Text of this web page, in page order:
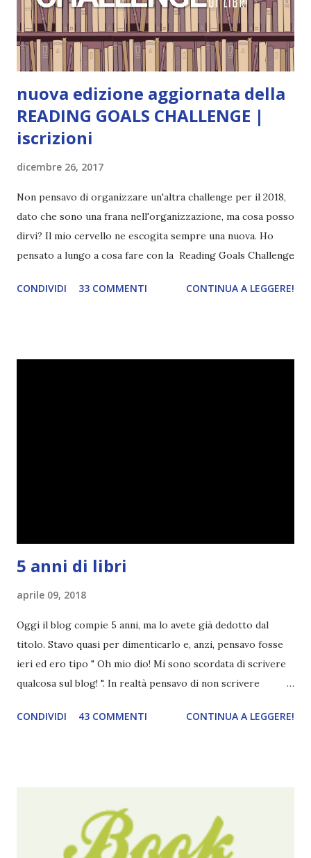
terrificante. Non mi vede neppure. Ma io l'ho notato. L'ho
visto, l'ho sentito. Le cose che ha fatto, i misfatti ch...
nuova edizione aggiornata della
READING GOALS CHALLENGE |
iscrizioni
dicembre 26, 2017
Non pensavo di organizzare un'altra challenge per il 2018,
dato che sono una frana nell'organizzazione, ma cosa posso
dirvi? Il mio cervello ne escogita sempre una nuova. Ho
pensato a lungo a cosa fare con la Reading Goals Challenge
ho scoperto che anche alcuni di voi avrebbero fatto così,
CONDIVIDI 33 COMMENTI CONTINUA A LEGGERE!
5 anni di libri
aprile 09, 2018
Oggi il blog compie 5 anni, ma lo avete già dedotto dal
titolo. Stavo quasi per dimenticarlo e, anzi, pensavo fosse
ieri ed ero tipo " Oh mio dio! Mi sono scordata di scrivere
qualcosa sul blog! ". In realtà pensavo di non scrivere
diventando un po' come i miei compleanni. Semplicemente
cinque anni e non sono pochi . Il blog è praticamente
l'unica cosa della mia vita che ho continuato con costanza
CONDIVIDI 43 COMMENTI CONTINUA A LEGGERE!